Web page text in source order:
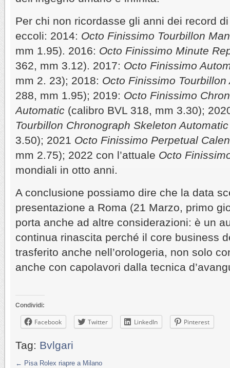
Per chi non ricordasse gli anni dei record
eccoli: 2014: Octo Finissimo Tourbillon
mm 1.95). 2016: Octo Finissimo Minute
362, mm 3.12). 2017: Octo Finissimo
mm 2. 23); 2018: Octo Finissimo Tourbillon
288, mm 1.95); 2019: Octo Finissimo
Automatic (calibro BVL 318, mm 3.30);
Tourbillon Chronograph Skeleton Automatic
3.50); 2021 Octo Finissimo Perpetual
mm 2.75); 2022 con l’attuale Octo
mondiali in otto anni.
A conclusione possiamo dire che la data
presentazione a Roma (21 Marzo, primo
porta anche ad altre considerazioni: è un
continua rinascita perché il core business
trasferito anche nell’orologeria, non solo
anche con capolavori dalla tecnica
Condividi:
Facebook Twitter LinkedIn Pinterest
Tag: Bvlgari
← Pisa Rolex riapre a Milano